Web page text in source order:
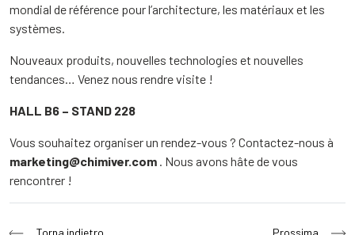
mondial de référence pour l’architecture, les matériaux et les
systèmes.
Nouveaux produits, nouvelles technologies et nouvelles
tendances… Venez nous rendre visite !
HALL B6 – STAND 228
Vous souhaitez organiser un rendez-vous ? Contactez-nous à
marketing@chimiver.com . Nous avons hâte de vous
rencontrer !
Torna indietro Prossima